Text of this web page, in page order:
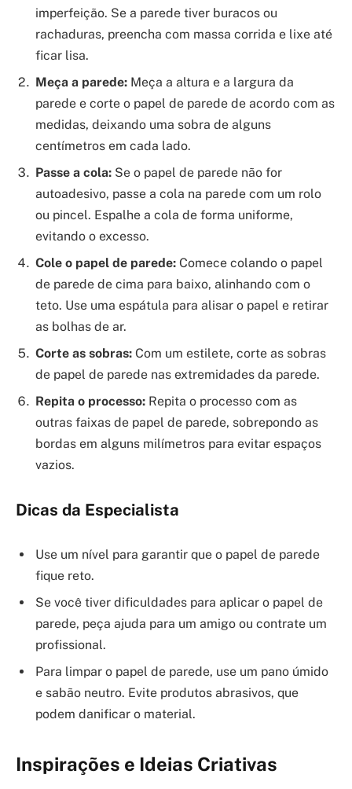
imperfeição. Se a parede tiver buracos ou
rachaduras, preencha com massa corrida e lixe até
ficar lisa.
Meça a parede: Meça a altura e a largura da
parede e corte o papel de parede de acordo com as
medidas, deixando uma sobra de alguns
centímetros em cada lado.
Passe a cola: Se o papel de parede não for
autoadesivo, passe a cola na parede com um rolo
ou pincel. Espalhe a cola de forma uniforme,
evitando o excesso.
Cole o papel de parede: Comece colando o papel
de parede de cima para baixo, alinhando com o
teto. Use uma espátula para alisar o papel e retirar
as bolhas de ar.
Corte as sobras: Com um estilete, corte as sobras
de papel de parede nas extremidades da parede.
Repita o processo: Repita o processo com as
outras faixas de papel de parede, sobrepondo as
bordas em alguns milímetros para evitar espaços
vazios.
Dicas da Especialista
Use um nível para garantir que o papel de parede
fique reto.
Se você tiver dificuldades para aplicar o papel de
parede, peça ajuda para um amigo ou contrate um
profissional.
Para limpar o papel de parede, use um pano úmido
e sabão neutro. Evite produtos abrasivos, que
podem danificar o material.
Inspirações e Ideias Criativas